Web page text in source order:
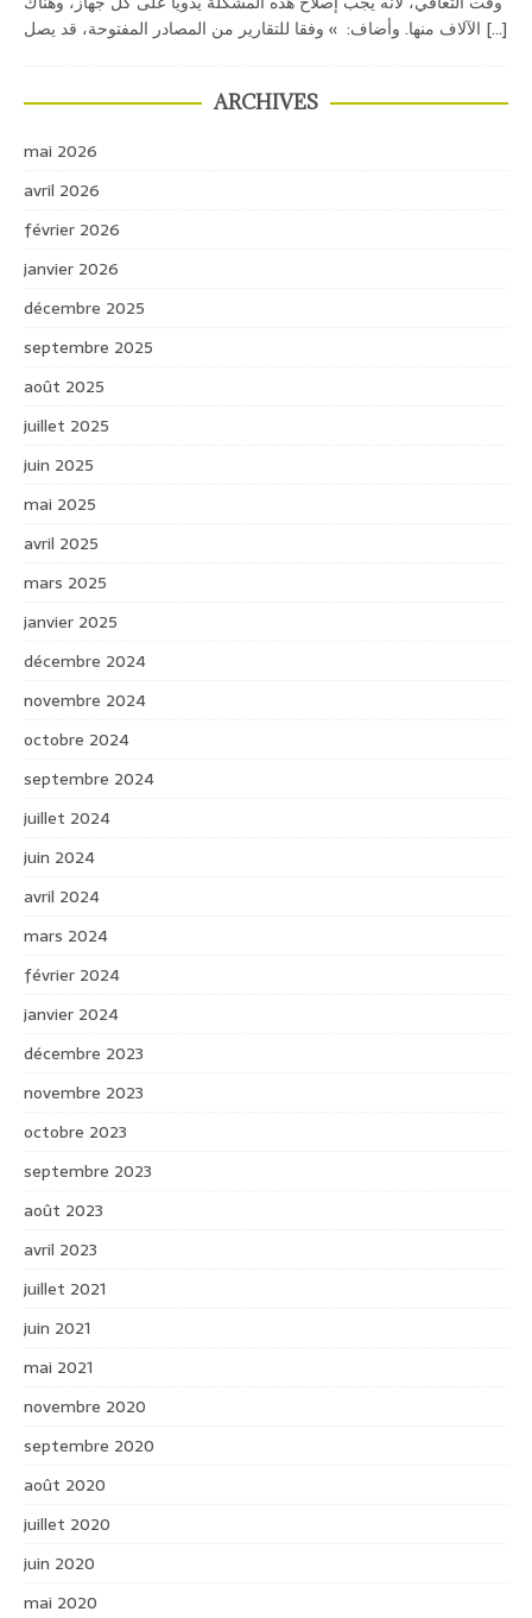
[...]
ARCHIVES
mai 2026
avril 2026
février 2026
janvier 2026
décembre 2025
septembre 2025
août 2025
juillet 2025
juin 2025
mai 2025
avril 2025
mars 2025
janvier 2025
décembre 2024
novembre 2024
octobre 2024
septembre 2024
juillet 2024
juin 2024
avril 2024
mars 2024
février 2024
janvier 2024
décembre 2023
novembre 2023
octobre 2023
septembre 2023
août 2023
avril 2023
juillet 2021
juin 2021
mai 2021
novembre 2020
septembre 2020
août 2020
juillet 2020
juin 2020
mai 2020